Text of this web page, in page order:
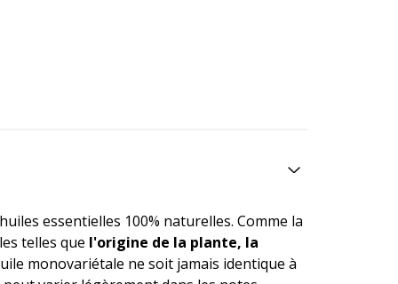
essentielles 100% naturelles. Comme la
telles que l'origine de la plante, la
monovariétale ne soit jamais identique à